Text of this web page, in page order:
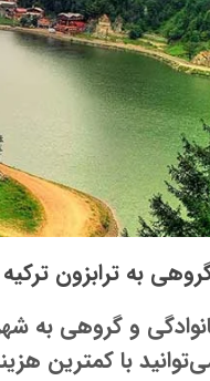
به ترابزون ترکیه
و گروهی به
با کمترین